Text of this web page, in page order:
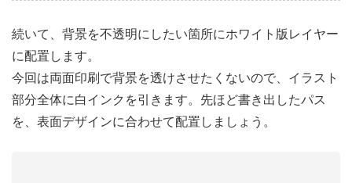
続いて、背景を不透明にしたい箇所にホワイト版レイヤー
に配置します。
今回は両面印刷で背景を透けさせたくないので、イラスト
部分全体に白インクを引きます。先ほど書き出したパス
を、表面デザインに合わせて配置しましょう。